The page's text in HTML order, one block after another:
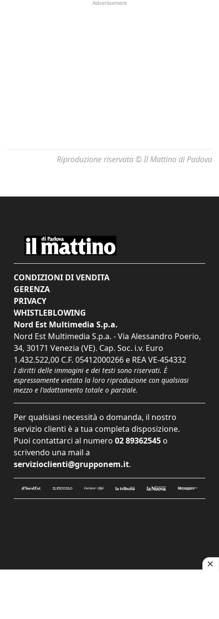
Riproduzione riservata © Il Mattino di Padova
CONDIZIONI DI VENDITA
GERENZA
PRIVACY
WHISTLEBLOWING
Nord Est Multimedia S.p.a.
Nord Est Multimedia S.p.a. - Via Alessandro Poerio,
34, 30171 Venezia (VE). Cap. Soc. i.v. Euro
1.432.522,00 C.F. 05412000266 e REA VE-454332
I diritti delle immagini e dei testi sono riservati. È
espressamente vietata la loro riproduzione con qualsiasi
mezzo e l'adattamento totale o parziale.
Per qualsiasi necessità o domanda, il nostro
servizio clienti è a tua completa disposizione.
Puoi contattarci al numero 02 89362545 o
scrivendo una mail a
servizioclienti@grupponem.it.